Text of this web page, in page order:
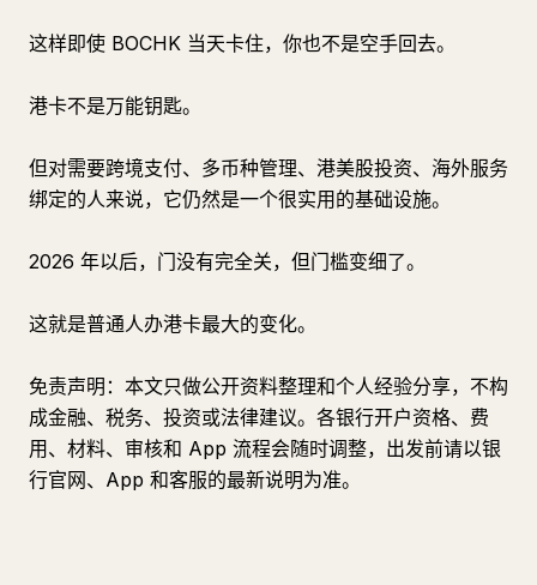
这样即使 BOCHK 当天卡住，你也不是空手回去。
港卡不是万能钥匙。
但对需要跨境支付、多币种管理、港美股投资、海外服务
绑定的人来说，它仍然是一个很实用的基础设施。
2026 年以后，门没有完全关，但门槛变细了。
这就是普通人办港卡最大的变化。
免责声明：本文只做公开资料整理和个人经验分享，不构
成金融、税务、投资或法律建议。各银行开户资格、费
用、材料、审核和 App 流程会随时调整，出发前请以银
行官网、App 和客服的最新说明为准。